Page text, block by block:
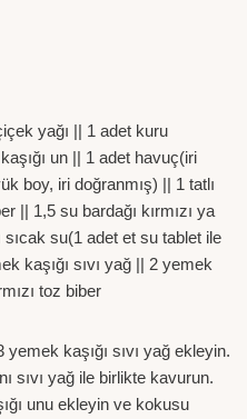
yağı || 1 adet kuru
un || 1 adet havuç(iri
boy, iri doğranmış) || 1 tatlı
|| 1,5 su bardağı kırmızı ya
su(1 adet et su tablet ile
kaşığı sıvı yağ || 2 yemek
toz biber
kaşığı sıvı yağ ekleyin.
sıvı yağ ile birlikte kavurun.
unu ekleyin ve kokusu